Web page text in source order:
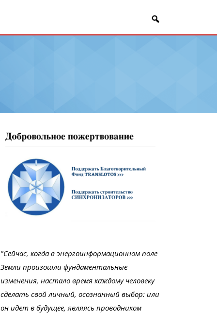
"Сейчас, когда в энергоинформационном поле
Земли произошли фундаментальные
изменения, настало время каждому человеку
сделать свой личный, осознанный выбор: или
он идет в будущее, являясь проводником